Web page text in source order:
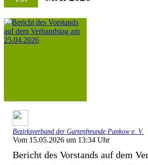
Bezirksverband der Gartenfreunde Pankow e. V.
Vom 15.05.2026 um 13:34 Uhr
Bericht des Vorstands auf dem